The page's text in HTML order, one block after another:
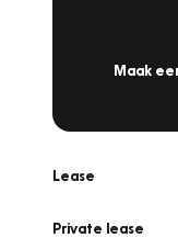
Maak
Lease
Private lease